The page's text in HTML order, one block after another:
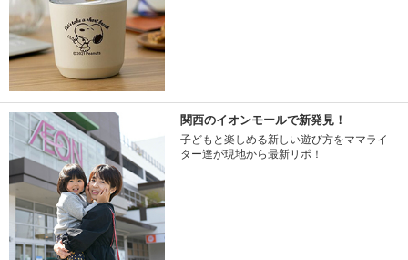
関西のイオンモールで新発見！
子どもと楽しめる新しい遊び方をママライ
ター達が現地から最新リポ！